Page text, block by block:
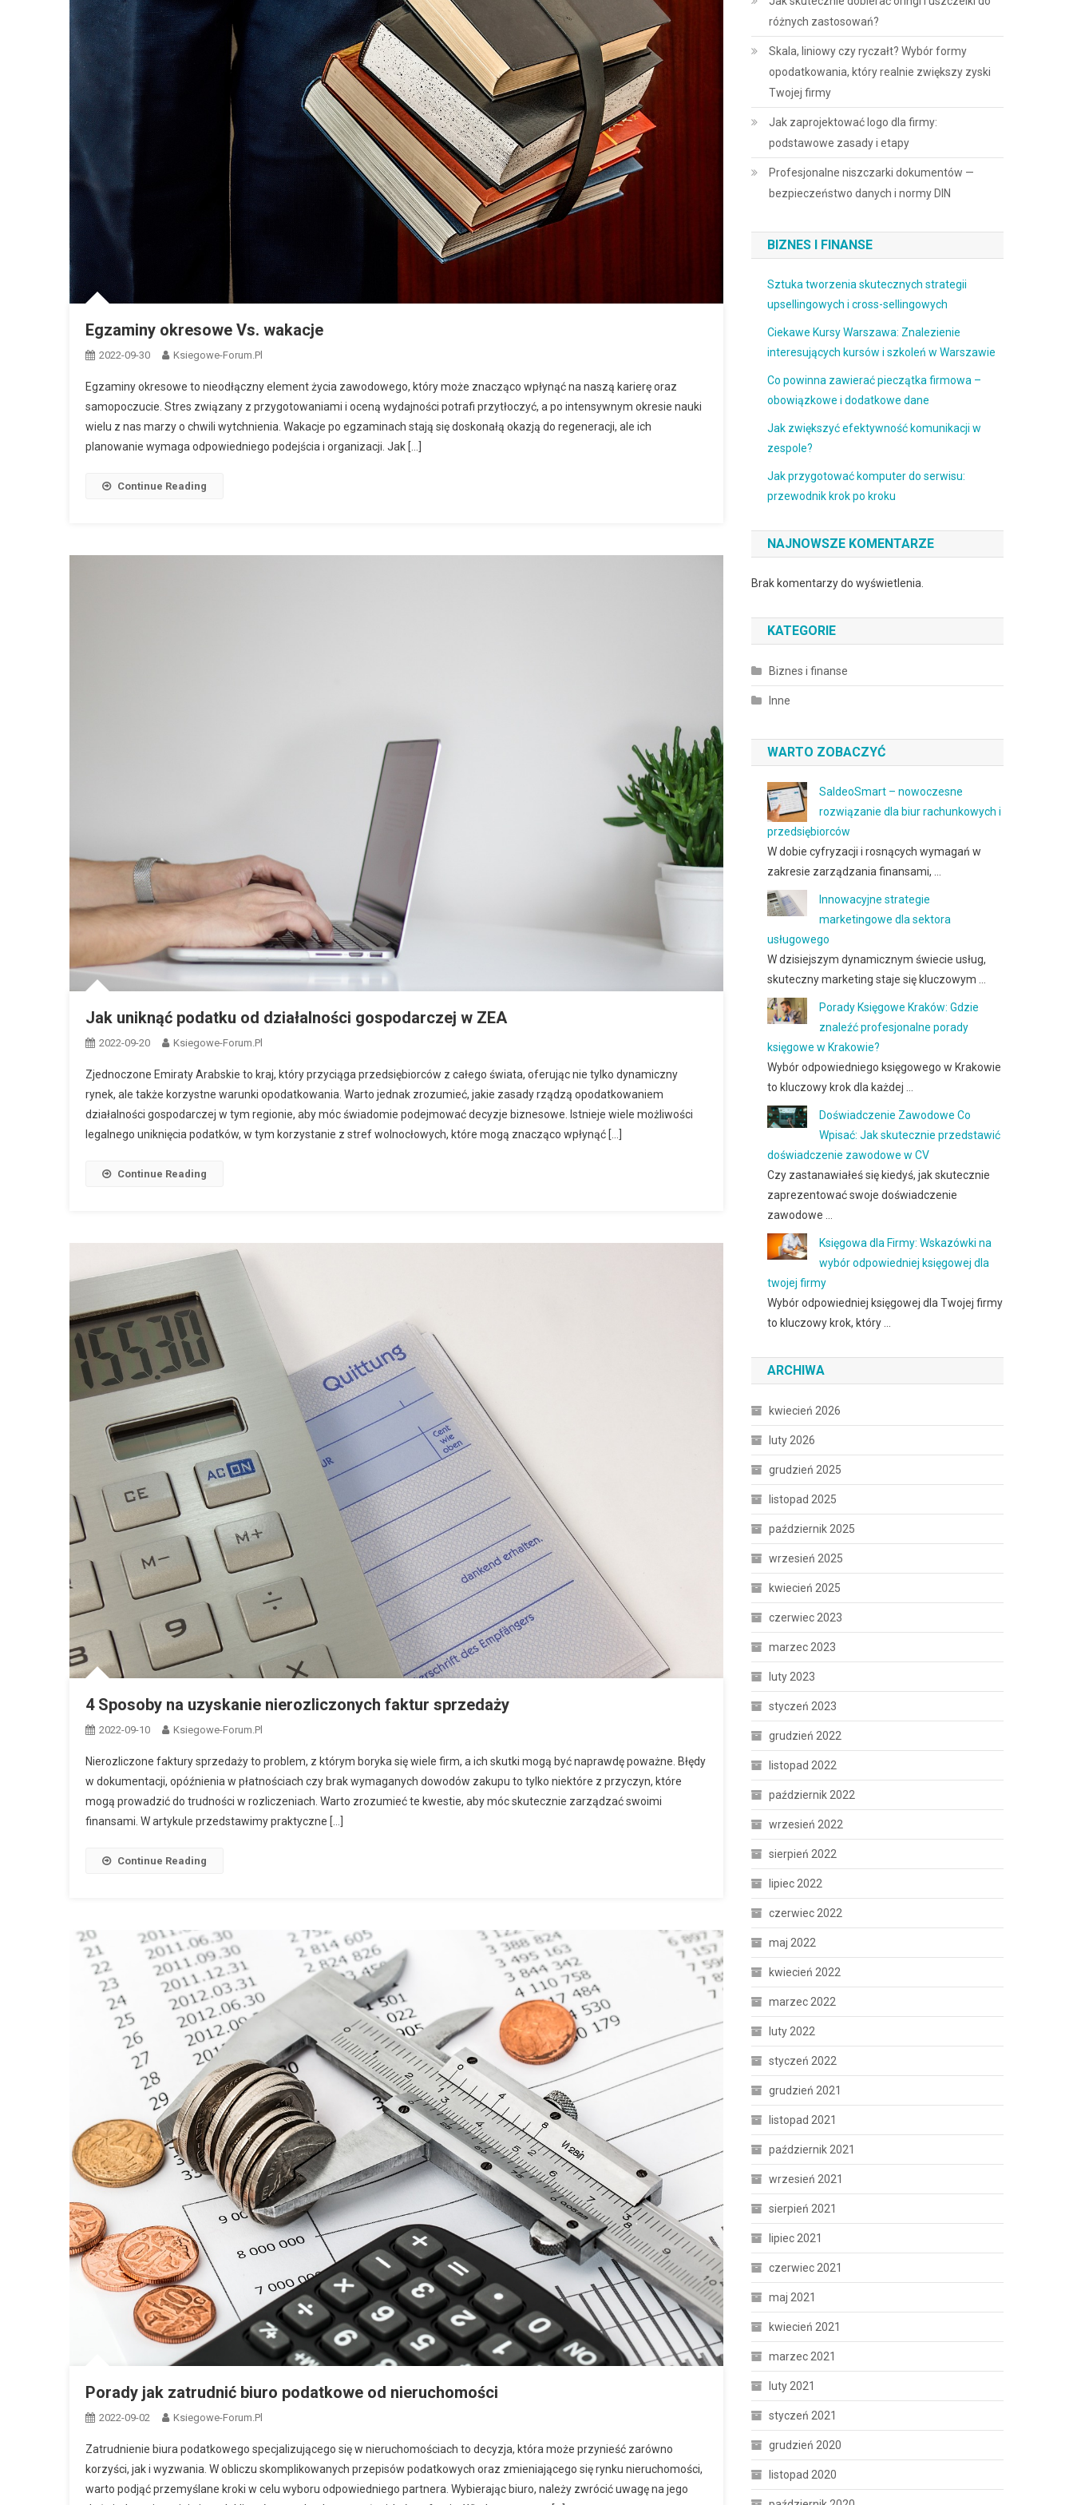
Egzaminy okresowe Vs. wakacje
2022-09-30 Ksiegowe-Forum.pl
Egzaminy okresowe to nieodłączny element życia zawodowego, który może znacząco wpłynąć na naszą karierę oraz
samopoczucie. Stres związany z przygotowaniami i oceną wydajności potrafi przytłoczyć, a po intensywnym okresie nauki
wielu z nas marzy o chwili wytchnienia. Wakacje po egzaminach stają się doskonałą okazją do regeneracji, ale ich
planowanie wymaga odpowiedniego podejścia i organizacji. Jak […]
Continue Reading
Jak uniknąć podatku od działalności gospodarczej w ZEA
2022-09-20 Ksiegowe-Forum.pl
Zjednoczone Emiraty Arabskie to kraj, który przyciąga przedsiębiorców z całego świata, oferując nie tylko dynamiczny
rynek, ale także korzystne warunki opodatkowania. Warto jednak zrozumieć, jakie zasady rządzą opodatkowaniem
działalności gospodarczej w tym regionie, aby móc świadomie podejmować decyzje biznesowe. Istnieje wiele możliwości
legalnego uniknięcia podatków, w tym korzystanie z stref wolnocłowych, które mogą znacząco wpłynąć […]
Continue Reading
4 Sposoby na uzyskanie nierozliczonych faktur sprzedaży
2022-09-10 Ksiegowe-Forum.pl
Nierozliczone faktury sprzedaży to problem, z którym boryka się wiele firm, a ich skutki mogą być naprawdę poważne. Błędy
w dokumentacji, opóźnienia w płatnościach czy brak wymaganych dowodów zakupu to tylko niektóre z przyczyn, które
mogą prowadzić do trudności w rozliczeniach. Warto zrozumieć te kwestie, aby móc skutecznie zarządzać swoimi
finansami. W artykule przedstawimy praktyczne […]
Continue Reading
Porady jak zatrudnić biuro podatkowe od nieruchomości
2022-09-02 Ksiegowe-Forum.pl
Zatrudnienie biura podatkowego specjalizującego się w nieruchomościach to decyzja, która może przynieść zarówno
korzyści, jak i wyzwania. W obliczu skomplikowanych przepisów podatkowych oraz zmieniającego się rynku nieruchomości,
warto podjąć przemyślane kroki w celu wyboru odpowiedniego partnera. Wybierając biuro, należy zwrócić uwagę na jego
różnych zastosowań?
Skala, liniowy czy ryczałt? Wybór formy
opodatkowania, który realnie zwiększy zyski
Twojej firmy
Jak zaprojektować logo dla firmy:
podstawowe zasady i etapy
Profesjonalne niszczarki dokumentów —
bezpieczeństwo danych i normy DIN
BIZNES I FINANSE
Sztuka tworzenia skutecznych strategii
upsellingowych i cross-sellingowych
Ciekawe Kursy Warszawa: Znalezienie
interesujących kursów i szkoleń w Warszawie
Co powinna zawierać pieczątka firmowa –
obowiązkowe i dodatkowe dane
Jak zwiększyć efektywność komunikacji w
zespole?
Jak przygotować komputer do serwisu:
przewodnik krok po kroku
NAJNOWSZE KOMENTARZE
Brak komentarzy do wyświetlenia.
KATEGORIE
Biznes i finanse
Inne
WARTO ZOBACZYĆ
SaldeoSmart – nowoczesne
rozwiązanie dla biur rachunkowych i
przedsiębiorców
W dobie cyfryzacji i rosnących wymagań w
zakresie zarządzania finansami, …
Innowacyjne strategie
marketingowe dla sektora
usługowego
W dzisiejszym dynamicznym świecie usług,
skuteczny marketing staje się kluczowym …
Porady Księgowe Kraków: Gdzie
znaleźć profesjonalne porady
księgowe w Krakowie?
Wybór odpowiedniego księgowego w Krakowie
to kluczowy krok dla każdej …
Doświadczenie Zawodowe Co
Wpisać: Jak skutecznie przedstawić
doświadczenie zawodowe w CV
Czy zastanawiałeś się kiedyś, jak skutecznie
zaprezentować swoje doświadczenie
zawodowe …
Księgowa dla Firmy: Wskazówki na
wybór odpowiedniej księgowej dla
twojej firmy
Wybór odpowiedniej księgowej dla Twojej firmy
to kluczowy krok, który …
ARCHIWA
kwiecień 2026
luty 2026
grudzień 2025
listopad 2025
październik 2025
wrzesień 2025
kwiecień 2025
czerwiec 2023
marzec 2023
luty 2023
styczeń 2023
grudzień 2022
listopad 2022
październik 2022
wrzesień 2022
sierpień 2022
lipiec 2022
czerwiec 2022
maj 2022
kwiecień 2022
marzec 2022
luty 2022
styczeń 2022
grudzień 2021
listopad 2021
październik 2021
wrzesień 2021
sierpień 2021
lipiec 2021
czerwiec 2021
maj 2021
kwiecień 2021
marzec 2021
luty 2021
styczeń 2021
grudzień 2020
listopad 2020